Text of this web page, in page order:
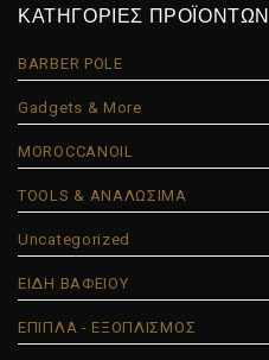
ΚΑΤΗΓΟΡΙΕΣ ΠΡΟΪΟΝΤΩΝ
BARBER POLE
Gadgets & More
MOROCCANOIL
TOOLS & ΑΝΑΛΩΣΙΜΑ
Uncategorized
ΕΙΔΗ ΒΑΦΕΙΟΥ
ΕΠΙΠΛΑ - ΕΞΟΠΛΙΣΜΟΣ